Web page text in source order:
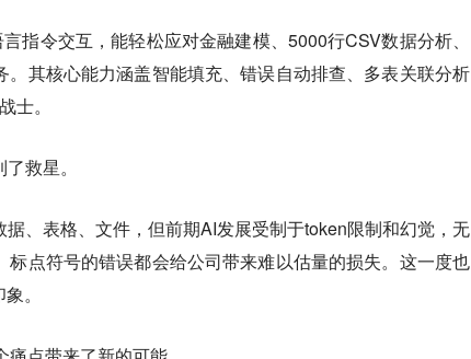
指令交互，能轻松应对金融建模、5000行CSV数据分析、
其核心能力涵盖智能填充、错误自动排查、多表关联分析
士。
救星。
、表格、文件，但前期AI发展受制于token限制和幻觉，无
点符号的错误都会给公司带来难以估量的损失。这一度也
。